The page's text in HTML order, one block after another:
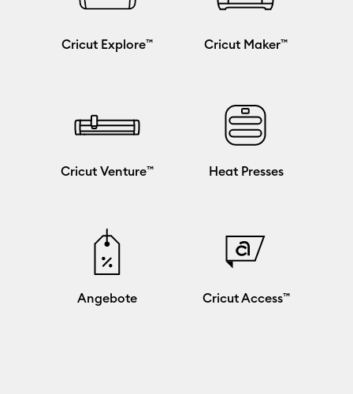
Cricut Explore™ Cricut Maker™
Cricut Venture™ Heat Presses
Angebote Cricut Access™